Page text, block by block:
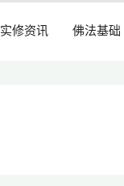
实修资讯 佛法基础